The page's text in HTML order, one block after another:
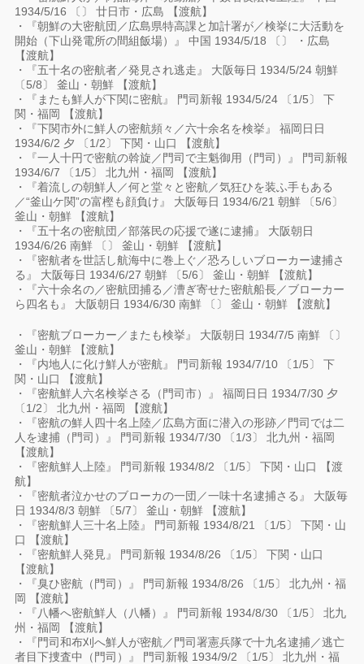
1934/5/16 〔〕 廿日市・広島 【渡航】
・『朝鮮の大密航団／広島県特高課と加計署が／検挙に大活動を
開始（下山発電所の間組飯場）』 中国 1934/5/18 〔〕 ・広島
【渡航】
・『五十名の密航者／発見され逃走』 大阪毎日 1934/5/24 朝鮮
〔5/8〕 釜山・朝鮮 【渡航】
・『またも鮮人が下関に密航』 門司新報 1934/5/24 〔1/5〕 下
関・福岡 【渡航】
・『下関市外に鮮人の密航頻々／六十余名を検挙』 福岡日日
1934/6/2 夕 〔1/2〕 下関・山口 【渡航】
・『一人十円で密航の斡旋／門司で主魁御用（門司）』 門司新報
1934/6/7 〔1/5〕 北九州・福岡 【渡航】
・『着流しの朝鮮人／何と堂々と密航／気狂ひを装ふ手もある
／“釜山ケ関”の富樫も顔負け』 大阪毎日 1934/6/21 朝鮮 〔5/6〕
釜山・朝鮮 【渡航】
・『五十名の密航団／部落民の応援で遂に逮捕』 大阪朝日
1934/6/26 南鮮 〔〕 釜山・朝鮮 【渡航】
・『密航者を世話し航海中に巻上ぐ／恐ろしいブローカー逮捕さ
る』 大阪毎日 1934/6/27 朝鮮 〔5/6〕 釜山・朝鮮 【渡航】
・『六十余名の／密航団捕る／漕ぎ寄せた密航船長／ブローカー
ら四名も』 大阪朝日 1934/6/30 南鮮 〔〕 釜山・朝鮮 【渡航】
・『密航ブローカー／またも検挙』 大阪朝日 1934/7/5 南鮮 〔〕
釜山・朝鮮 【渡航】
・『内地人に化け鮮人が密航』 門司新報 1934/7/10 〔1/5〕 下
関・山口 【渡航】
・『密航鮮人六名検挙さる（門司市）』 福岡日日 1934/7/30 夕
〔1/2〕 北九州・福岡 【渡航】
・『密航の鮮人四十名上陸／広島方面に潜入の形跡／門司では二
人を逮捕（門司）』 門司新報 1934/7/30 〔1/3〕 北九州・福岡
【渡航】
・『密航鮮人上陸』 門司新報 1934/8/2 〔1/5〕 下関・山口 【渡
航】
・『密航者泣かせのブローカの一団／一味十名逮捕さる』 大阪毎
日 1934/8/3 朝鮮 〔5/7〕 釜山・朝鮮 【渡航】
・『密航鮮人三十名上陸』 門司新報 1934/8/21 〔1/5〕 下関・山
口 【渡航】
・『密航鮮人発見』 門司新報 1934/8/26 〔1/5〕 下関・山口
【渡航】
・『臭ひ密航（門司）』 門司新報 1934/8/26 〔1/5〕 北九州・福
岡 【渡航】
・『八幡へ密航鮮人（八幡）』 門司新報 1934/8/30 〔1/5〕 北九
州・福岡 【渡航】
・『門司和布刈へ鮮人が密航／門司署憲兵隊で十九名逮捕／逃亡
者目下捜査中（門司）』 門司新報 1934/9/2 〔1/5〕 北九州・福